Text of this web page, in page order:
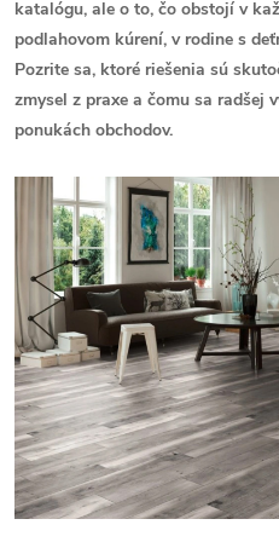
katalógu, ale o to, čo obstojí v
podlahovom kúrení, v rodine s
Pozrite sa, ktoré riešenia sú
zmysel z praxe a čomu sa radšej
ponukách obchodov.